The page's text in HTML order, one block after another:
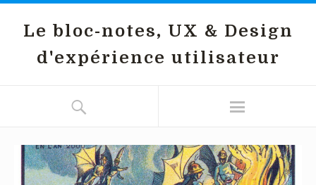
Le bloc-notes, UX & Design
d'expérience utilisateur